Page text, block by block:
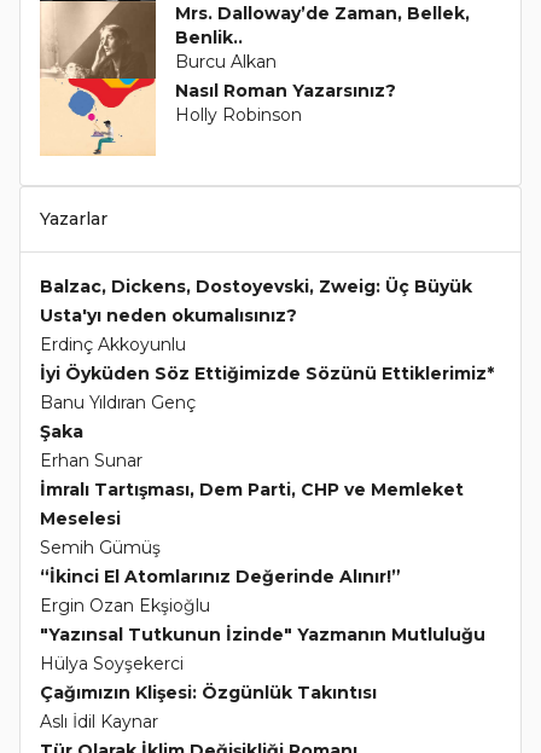
Mrs. Dalloway’de Zaman, Bellek,
Benlik..
Burcu Alkan
Nasıl Roman Yazarsınız?
Holly Robinson
Yazarlar
Balzac, Dickens, Dostoyevski, Zweig: Üç Büyük
Usta'yı neden okumalısınız?
Erdinç Akkoyunlu
İyi Öyküden Söz Ettiğimizde Sözünü Ettiklerimiz*
Banu Yıldıran Genç
Şaka
Erhan Sunar
İmralı Tartışması, Dem Parti, CHP ve Memleket
Meselesi
Semih Gümüş
“İkinci El Atomlarınız Değerinde Alınır!”
Ergin Ozan Ekşioğlu
"Yazınsal Tutkunun İzinde" Yazmanın Mutluluğu
Hülya Soyşekerci
Çağımızın Klişesi: Özgünlük Takıntısı
Aslı İdil Kaynar